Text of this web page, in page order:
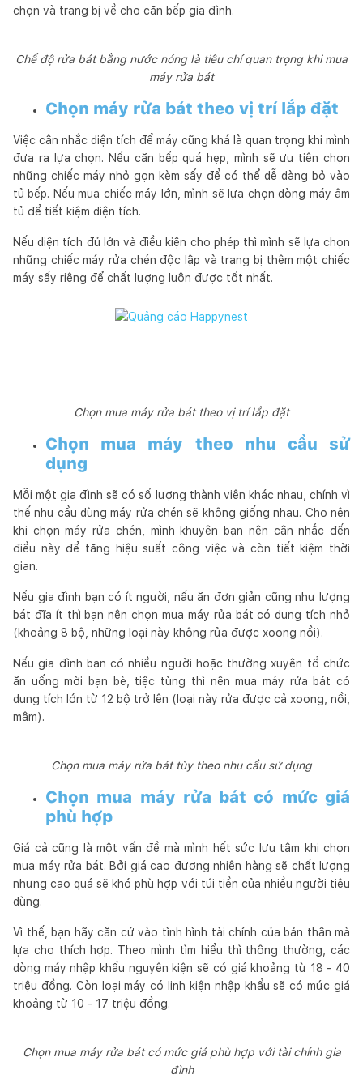
chọn và trang bị về cho căn bếp gia đình.
Chế độ rửa bát bằng nước nóng là tiêu chí quan trọng khi mua
máy rửa bát
Chọn máy rửa bát theo vị trí lắp đặt
Việc cân nhắc diện tích để máy cũng khá là quan trọng khi mình
đưa ra lựa chọn. Nếu căn bếp quá hẹp, mình sẽ ưu tiên chọn
những chiếc máy nhỏ gọn kèm sấy để có thể dễ dàng bỏ vào
tủ bếp. Nếu mua chiếc máy lớn, mình sẽ lựa chọn dòng máy âm
tủ để tiết kiệm diện tích.
Nếu diện tích đủ lớn và điều kiện cho phép thì mình sẽ lựa chọn
những chiếc máy rửa chén độc lập và trang bị thêm một chiếc
máy sấy riêng để chất lượng luôn được tốt nhất.
Chọn mua máy rửa bát theo vị trí lắp đặt
Chọn mua máy theo nhu cầu sử
dụng
Mỗi một gia đình sẽ có số lượng thành viên khác nhau, chính vì
thế nhu cầu dùng máy rửa chén sẽ không giống nhau. Cho nên
khi chọn máy rửa chén, mình khuyên bạn nên cân nhắc đến
điều này để tăng hiệu suất công việc và còn tiết kiệm thời
gian.
Nếu gia đình bạn có ít người, nấu ăn đơn giản cũng như lượng
bát đĩa ít thì bạn nên chọn mua máy rửa bát có dung tích nhỏ
(khoảng 8 bộ, những loại này không rửa được xoong nồi).
Nếu gia đình bạn có nhiều người hoặc thường xuyên tổ chức
ăn uống mời bạn bè, tiệc tùng thì nên mua máy rửa bát có
dung tích lớn từ 12 bộ trở lên (loại này rửa được cả xoong, nồi,
mâm).
Chọn mua máy rửa bát tùy theo nhu cầu sử dụng
Chọn mua máy rửa bát có mức giá
phù hợp
Giá cả cũng là một vấn đề mà mình hết sức lưu tâm khi chọn
mua máy rửa bát. Bởi giá cao đương nhiên hàng sẽ chất lượng
nhưng cao quá sẽ khó phù hợp với túi tiền của nhiều người tiêu
dùng.
Vì thế, bạn hãy căn cứ vào tình hình tài chính của bản thân mà
lựa cho thích hợp. Theo mình tìm hiểu thì thông thường, các
dòng máy nhập khẩu nguyên kiện sẽ có giá khoảng từ 18 - 40
triệu đồng. Còn loại máy có linh kiện nhập khẩu sẽ có mức giá
khoảng từ 10 - 17 triệu đồng.
Chọn mua máy rửa bát có mức giá phù hợp với tài chính gia
đình